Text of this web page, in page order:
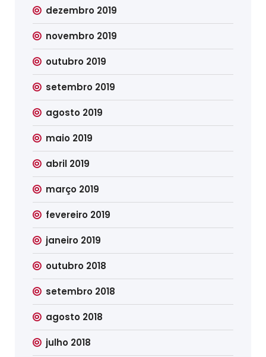
dezembro 2019
novembro 2019
outubro 2019
setembro 2019
agosto 2019
maio 2019
abril 2019
março 2019
fevereiro 2019
janeiro 2019
outubro 2018
setembro 2018
agosto 2018
julho 2018